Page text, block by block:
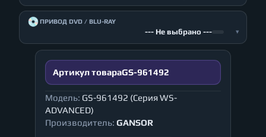
💿ПРИВОД DVD / BLU-RAY
--- Не выбрано --- ▾
Артикул товараGS-961492
Модель: GS-961492 (Серия WS-
ADVANCED)
Производитель: GANSOR